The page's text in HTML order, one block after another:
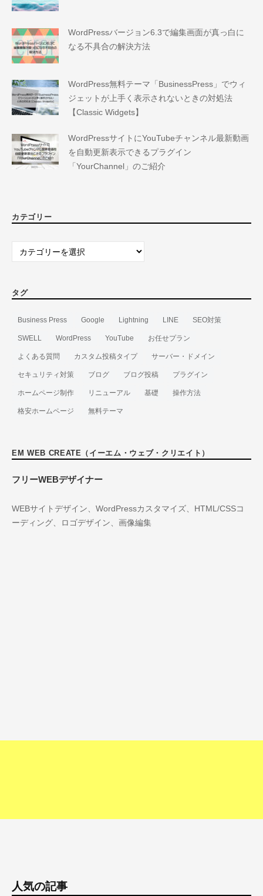
WordPressバージョン6.3で編集画面が真っ白に
なる不具合の解決方法
WordPress無料テーマ「BusinessPress」でウィ
ジェットが上手く表示されないときの対処法
【Classic Widgets】
WordPressサイトにYouTubeチャンネル最新動画
を自動更新表示できるプラグイン
「YourChannel」のご紹介
カテゴリー
カ
ー
タグ
Business Press Google Lightning LINE SEO対策
SWELL WordPress YouTube お任せプラン
よくある質問 カスタム投稿タイプ サーバー・ドメイン
セキュリティ対策 ブログ ブログ投稿 プラグイン
ホームページ制作 リニューアル 基礎 操作方法
格安ホームページ 無料テーマ
EM WEB CREATE（イーエム・ウェブ・クリエイト）
フリーWEBデザイナー
WEBサイトデザイン、WordPressカスタマイズ、HTML/CSSコ
ーディング、ロゴデザイン、画像編集
人気の記事